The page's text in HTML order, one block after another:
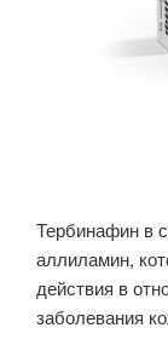
Тербинафин в
аллиламин,
действия в
заболевания